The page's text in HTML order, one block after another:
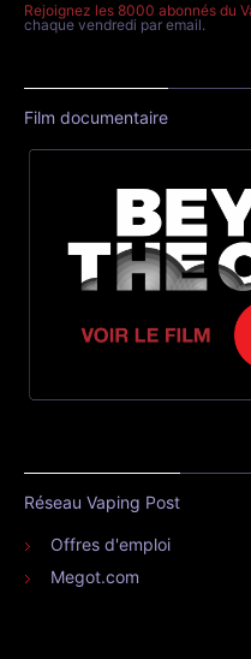
Rejoignez les 8000 abonnés du
chaque vendredi par email.
Film documentaire
Réseau Vaping Post
Offres d'emploi
Megot.com